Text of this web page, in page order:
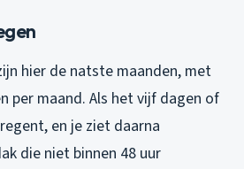
hier de natste maanden, met
per maand. Als het vijf dagen of
en je ziet daarna
die niet binnen 48 uur